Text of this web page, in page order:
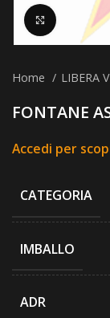
Clicca
Home LIBERA
FONTANE
Accedi per
CATEGORIA
IMBALLO
ADR